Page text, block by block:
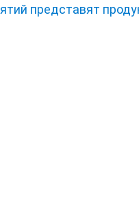
представят